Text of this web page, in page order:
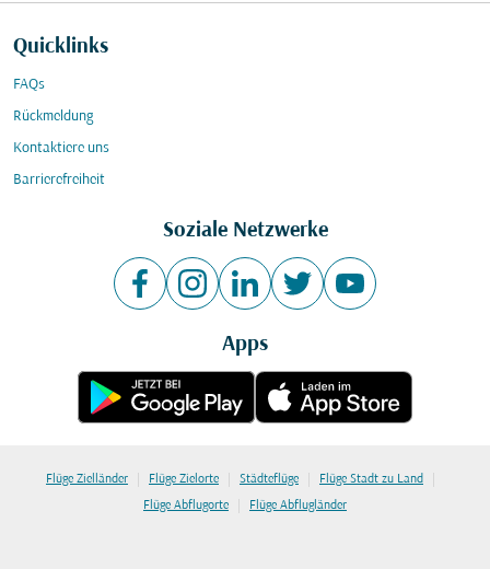
Quicklinks
FAQs
Rückmeldung
Kontaktiere uns
Barrierefreiheit
Soziale Netzwerke
Apps
Flüge Zielländer | Flüge Zielorte | Städteflüge | Flüge Stadt zu Land |
Flüge Abflugorte | Flüge Abflugländer